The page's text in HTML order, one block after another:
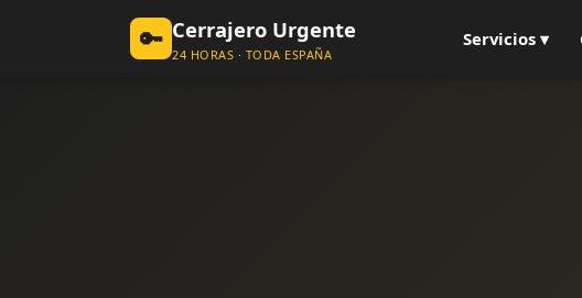
🔑 Cerrajero Urgente
24 HORAS · TODA ESPAÑA
Servicios ▾